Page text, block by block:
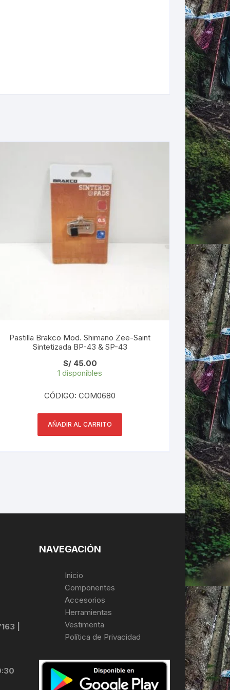
Pastilla Brakco Mod. Shimano Zee-Saint
Sintetizada BP-43 & SP-43
S/45.00
1 disponibles
CÓDIGO: COM0680
AÑADIR AL CARRITO
|
NAVEGACIÓN
Inicio
Componentes
Accesorios
Herramientas
Vestimenta
Política de Privacidad